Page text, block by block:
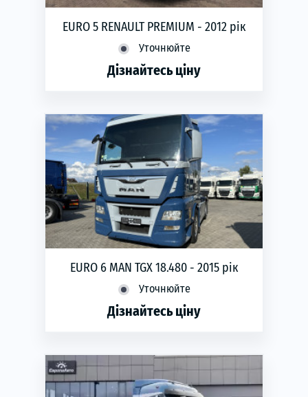
EURO 5 RENAULT PREMIUM - 2012 рік
Уточнюйте
Дізнайтесь ціну
Рік виготовлення:
Коробка передач:
автоматична
Тип двигуна:Дизель
Потужність двигуна (кВт): 338
Потужність двигуна (к.с.):460
Пробіг (тис. км):650
EURO 6 MAN TGX 18.480 - 2015 рік
Уточнюйте
Дізнайтесь ціну